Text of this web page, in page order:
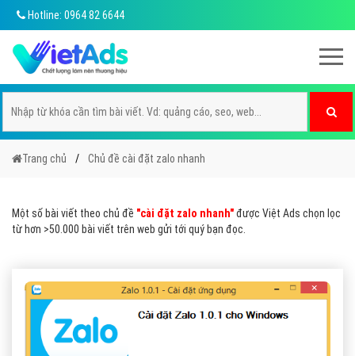
Hotline: 0964 82 6644
Trang chủ Chủ đề cài đặt zalo nhanh
Một số bài viết theo chủ đề "cài đặt zalo nhanh"được Việt Ads chọn lọc
từ hơn >50.000 bài viết trên web gửi tới quý bạn đọc.